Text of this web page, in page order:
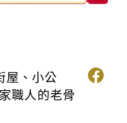
屋、小公
職人的老骨